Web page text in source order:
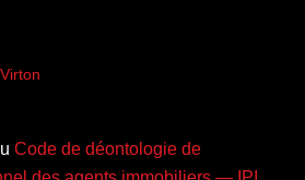
Code de déontologie de